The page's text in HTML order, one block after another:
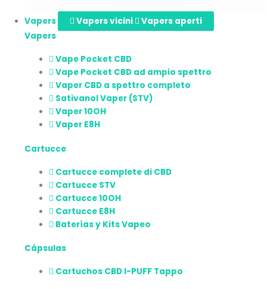
Vapers Vapers vicini
Vapers aperti
Vapers
Vape Pocket CBD
Vape Pocket CBD ad ampio spettro
Vaper CBD a spettro completo
Sativanol Vaper (STV)
Vaper 10OH
Vaper E8H
Cartucce
Cartucce complete di CBD
Cartucce STV
Cartucce 10OH
Cartucce E8H
Baterías y Kits Vapeo
Cápsulas
Cartuchos CBD I-PUFF Tappo